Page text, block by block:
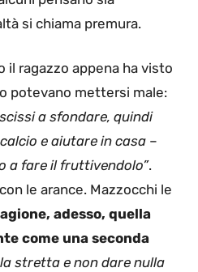
si chiama premura.
il ragazzo appena ha visto
potevano mettersi male:
a sfondare, quindi
e aiutare in casa –
a fare il fruttivendolo”.
le arance. Mazzocchi le
adesso, quella
come una seconda
stretta e non dare nulla